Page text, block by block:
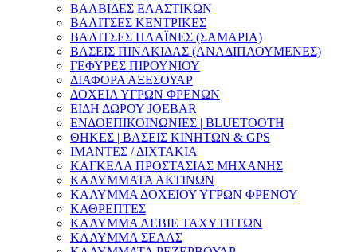
ΒΑΛΒΙΔΕΣ ΕΛΑΣΤΙΚΩΝ
ΒΑΛΙΤΣΕΣ ΚΕΝΤΡΙΚΕΣ
ΒΑΛΙΤΣΕΣ ΠΛΑΪΝΕΣ (ΣΑΜΑΡΙΑ)
ΒΑΣΕΙΣ ΠΙΝΑΚΙΔΑΣ (ΑΝΑΔΙΠΛΟΥΜΕΝΕΣ)
ΓΕΦΥΡΕΣ ΠΙΡΟΥΝΙΟΥ
ΔΙΑΦΟΡΑ ΑΞΕΣΟΥΑΡ
ΔΟΧΕΙΑ ΥΓΡΩΝ ΦΡΕΝΩΝ
ΕΙΔΗ ΔΩΡΟΥ JOEBAR
ΕΝΔΟΕΠΙΚΟΙΝΩΝΙΕΣ | BLUETOOTH
ΘΗΚΕΣ | ΒΑΣΕΙΣ ΚΙΝΗΤΩΝ & GPS
ΙΜΑΝΤΕΣ / ΔΙΧΤΑΚΙΑ
ΚΑΓΚΕΛΑ ΠΡΟΣΤΑΣΙΑΣ ΜΗΧΑΝΗΣ
ΚΑΛΥΜΜΑΤΑ ΑΚΤΙΝΩΝ
ΚΑΛΥΜΜΑ ΔΟΧΕΙΟΥ ΥΓΡΩΝ ΦΡΕΝΟΥ
ΚΑΘΡΕΠΤΕΣ
ΚΑΛΥΜΜΑ ΛΕΒΙΕ ΤΑΧΥΤΗΤΩΝ
ΚΑΛΥΜΜΑ ΣΕΛΑΣ